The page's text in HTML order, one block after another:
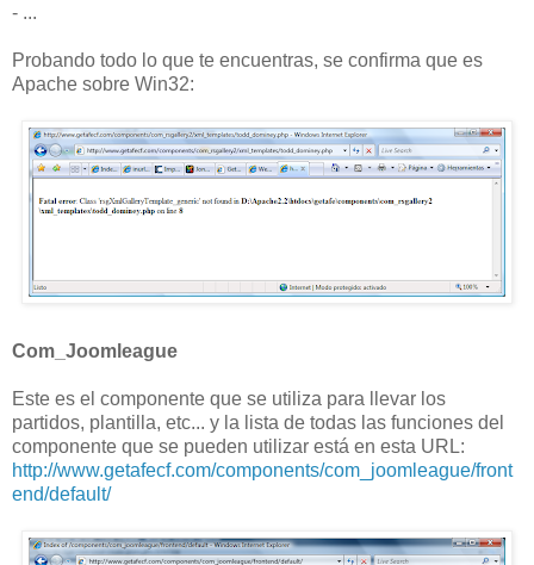
- ...
Probando todo lo que te encuentras, se confirma que es
Apache sobre Win32:
Com_Joomleague
Este es el componente que se utiliza para llevar los
partidos, plantilla, etc... y la lista de todas las funciones del
componente que se pueden utilizar está en esta URL:
http://www.getafecf.com/components/com_joomleague/front
end/default/